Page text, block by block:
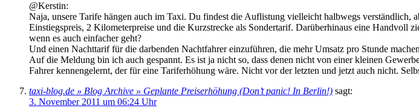
@Kerstin:
Naja, unsere Tarife hängen auch im Taxi. Du findest die Auflistung vielleicht halbwegs
Einstiegspreis, 2 Kilometerpreise und die Kurzstrecke als Sondertarif. Darüberhinaus eine Handvoll
wenn es auch einfacher geht?
Und einen Nachttarif für die darbenden Nachtfahrer einzuführen, die mehr Umsatz pro Stunde
Auf die Meldung bin ich auch gespannt. Es ist ja nicht so, dass denen nicht von einer kleinen
Fahrer kennengelernt, der für eine Tariferhöhung wäre. Nicht vor der letzten und jetzt auch nicht.
taxi-blog.de » Blog Archive » Geplante Preiserhöhung (Don’t panic! In Berlin!) sagt:
3. November 2011 um 06:24 Uhr